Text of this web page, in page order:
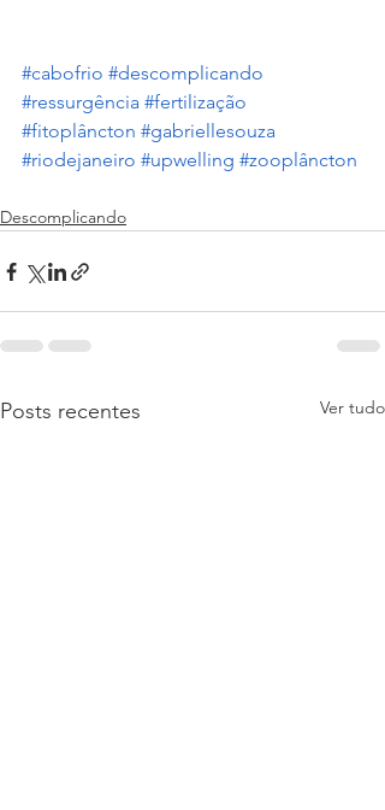
#cabofrio #descomplicando
#ressurgência #fertilização
#fitoplâncton #gabriellesouza
#riodejaneiro #upwelling #zooplâncton
Descomplicando
Posts recentes Ver tudo